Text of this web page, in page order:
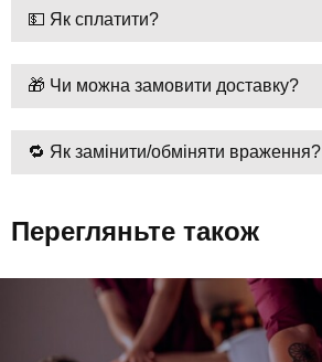
💵 Як сплатити?
🎁 Чи можна замовити доставку?
🔁 Як замінити/обміняти враження?
Перегляньте також